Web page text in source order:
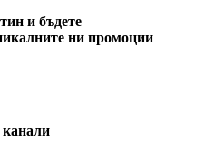
и бъдете
ни промоции
канали